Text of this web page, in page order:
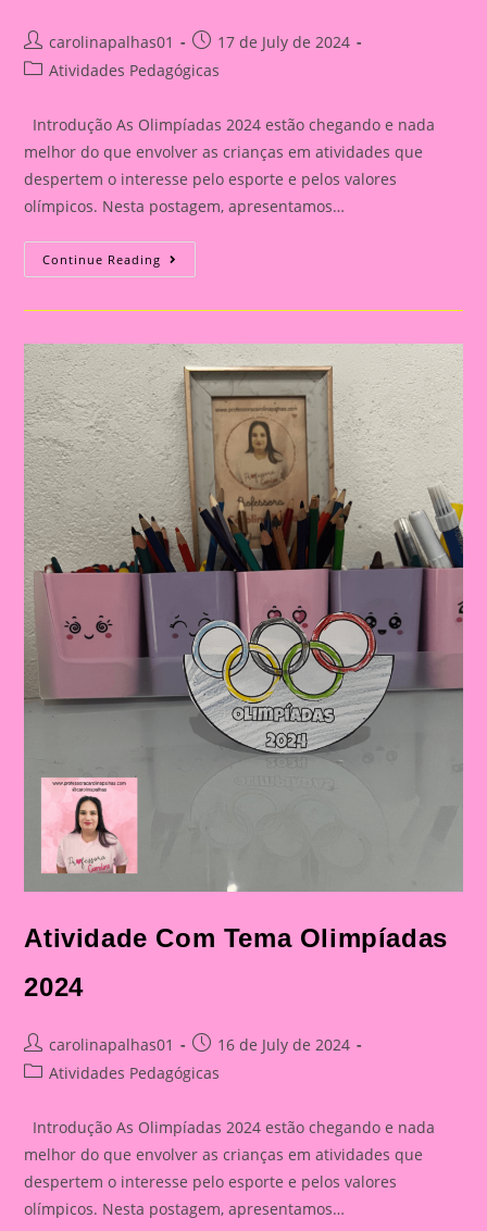
Post
author:
carolinapalhas01
Post
published:
17 de July de 2024
PostAtividades Pedagógicas
Introdução As Olimpíadas 2024 estão chegando e nada
melhor do que envolver as crianças em atividades que
despertem o interesse pelo esporte e pelos valores
olímpicos. Nesta postagem, apresentamos…
Continue Reading Atividade
Com
Atividade Com Tema Olimpíadas
2024
Post
author:
carolinapalhas01
Post
published:
16 de July de 2024
PostAtividades Pedagógicas
Introdução As Olimpíadas 2024 estão chegando e nada
melhor do que envolver as crianças em atividades que
despertem o interesse pelo esporte e pelos valores
olímpicos. Nesta postagem, apresentamos…